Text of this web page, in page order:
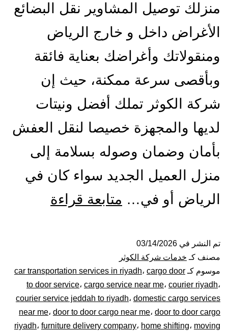
منزلك توصيل المشاوير نقل البضائع
الأغراض داخل و خارج الرياض
ومنقولاتك وأغراضك بعناية فائقة
وبأقصى سرعة ممكنة، حيث إن
شركة الكوثر تملك أفضل ونيتات
لديها والمجهزة خصيصا لنقل العفش
بأمان وضمان وصوله بسلامة إلى
منزل العميل الجديد سواء كان في
الرياض أو في… متابعة قراءة
بالرياض|
–
تم النشر في 03/14/2026
مصنف كـ خدمات شركة الكوثر
موسوم كـ
car transportation services in riyadh، cargo door
to door service، cargo service near me، courier riyadh،
courier service jeddah to riyadh، domestic cargo services
near me، door to door cargo near me، door to door cargo
riyadh، furniture delivery company، home shifting، moving